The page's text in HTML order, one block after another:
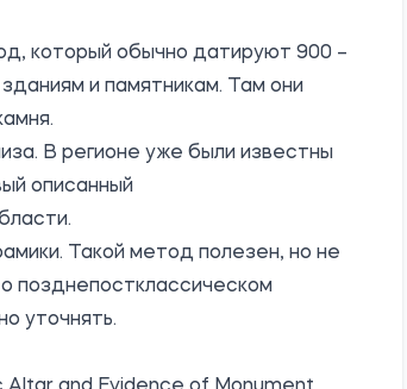
который обычно датируют 900 –
и памятникам. Там они
В регионе уже были известны
описанный
Такой метод полезен, но не
позднепостклассическом
уточнять.